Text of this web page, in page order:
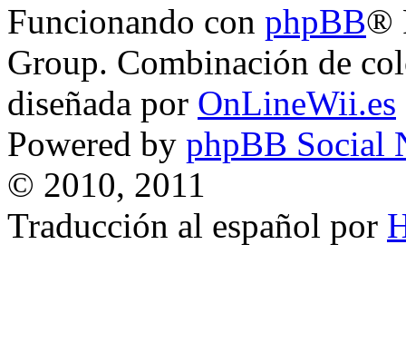
Funcionando con phpBB®
Group. Combinación de
diseñada por OnLineWii.es
Powered by phpBB Social
© 2010, 2011
Traducción al español por